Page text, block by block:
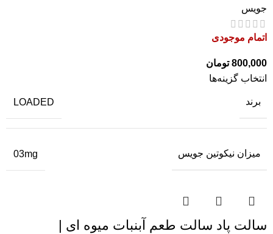
جویس
اتمام موجودی
800,000 تومان
انتخاب گزینه‌ها
برند LOADED
میزان نیکوتین جویس 03mg
سالت پاد سالت طعم آبنبات میوه ای |